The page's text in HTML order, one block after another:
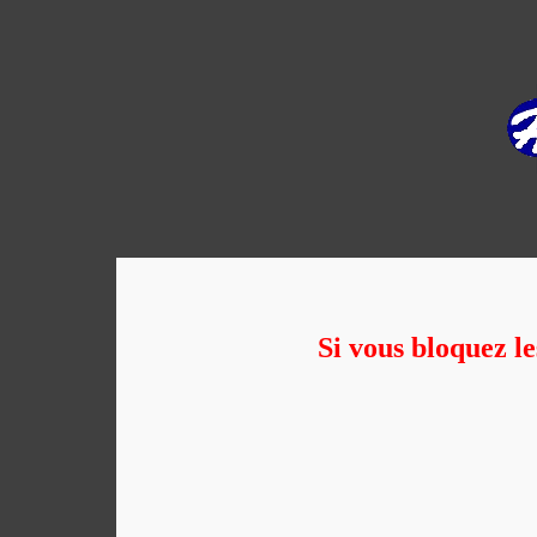
Si vous bloquez